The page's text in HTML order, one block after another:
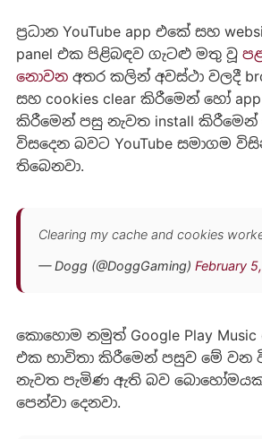
ප්‍රධාන YouTube app එකේ සහ
panel එක පිළිබඳව ගැටළු මතු වූ
නොවනඅතර කලින් අවස්ථා වලදී
සහ cookies clear කිරීමෙන් හෝ app
කිරීමෙන් පසු නැවත install
විසදෙන බවට YouTube සමාගම
තිබෙනවා.
Clearing my cache and cookies
— Dogg (@DoggGaming) February
කොහොම නමුත් Google Play Music
එක භාවිතා කිරීමෙන් පසුව මේ වන
නැවත පැමිණ ඇති බව
පෙන්වා දෙනවා.